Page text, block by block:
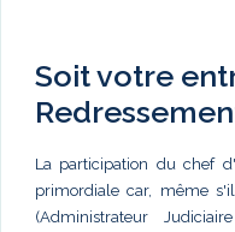
Soit votre
La participation du chef
primordiale car, même
(Administrateur